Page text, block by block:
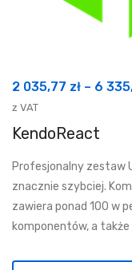
2 035,77 zł – 6
z VAT
KendoReact
Profesjonalny zestaw
znacznie szybciej.
zawiera ponad 100 w
komponentów, a